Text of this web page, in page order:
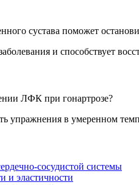
сустава поможет
и способствует
ЛФК при гонартрозе?
упражнения в умеренном
сосудистой системы
и эластичности